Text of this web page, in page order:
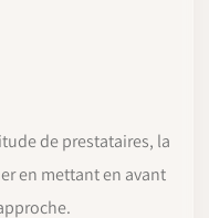
de prestataires, la
en mettant en avant